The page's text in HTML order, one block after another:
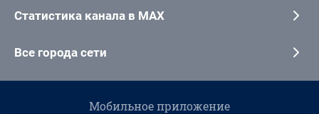
Статистика канала в MAX
Все города сети
Мобильное приложение